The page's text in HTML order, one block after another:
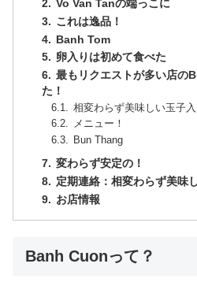
Vo Van Tanの端っこに
これは逸品！
Banh Tom
卵入りは初めて食べた
最もリクエストが多い店の
た！
相変わらず美味しい玉子入
メニュー！
Bun Thang
変わらず安定の！
定期連絡：相変わらず美味
お店情報
Banh Cuonって？